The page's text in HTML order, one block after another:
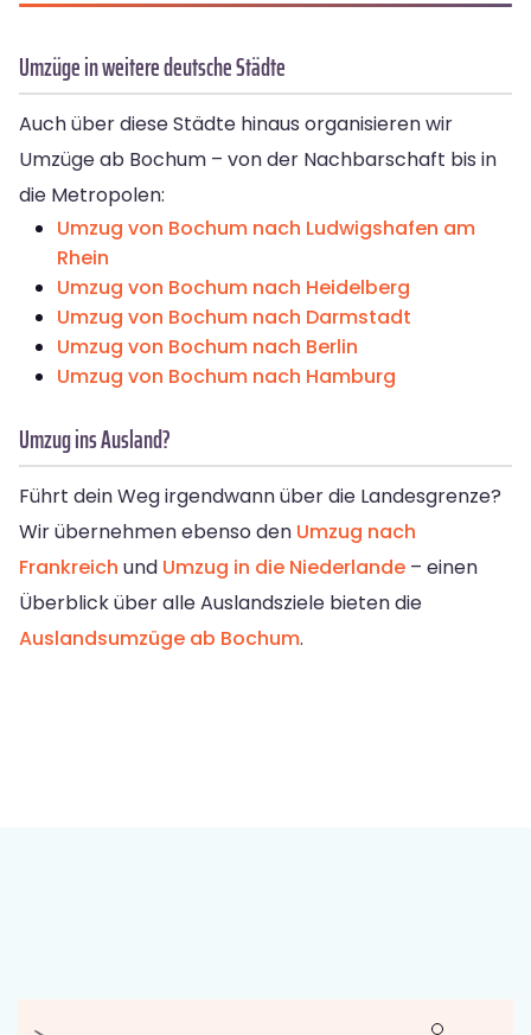
Umzüge in weitere deutsche Städte
Auch über diese Städte hinaus organisieren wir
Umzüge ab Bochum – von der Nachbarschaft bis in
die Metropolen:
Umzug von Bochum nach Ludwigshafen am
Rhein
Umzug von Bochum nach Heidelberg
Umzug von Bochum nach Darmstadt
Umzug von Bochum nach Berlin
Umzug von Bochum nach Hamburg
Umzug ins Ausland?
Führt dein Weg irgendwann über die Landesgrenze?
Wir übernehmen ebenso den Umzug nach
Frankreich und Umzug in die Niederlande – einen
Überblick über alle Auslandsziele bieten die
Auslandsumzüge ab Bochum.